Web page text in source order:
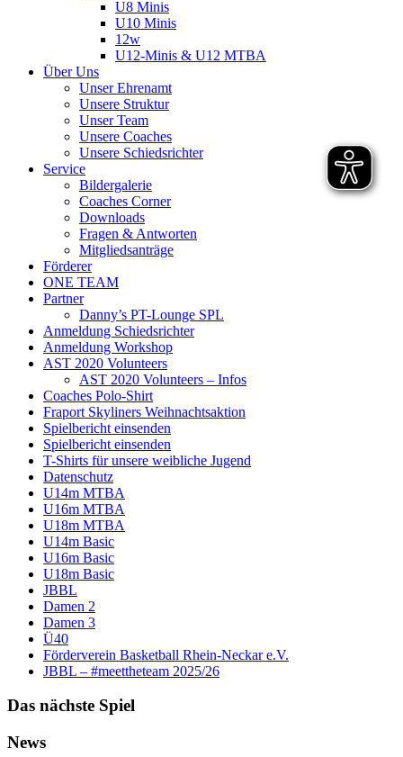
U8 Minis
U10 Minis
12w
U12-Minis & U12 MTBA
Über Uns
Unser Ehrenamt
Unsere Struktur
Unser Team
Unsere Coaches
Unsere Schiedsrichter
Service
Bildergalerie
Coaches Corner
Downloads
Fragen & Antworten
Mitgliedsanträge
Förderer
ONE TEAM
Partner
Danny’s PT-Lounge SPL
Anmeldung Schiedsrichter
Anmeldung Workshop
AST 2020 Volunteers
AST 2020 Volunteers – Infos
Coaches Polo-Shirt
Fraport Skyliners Weihnachtsaktion
Spielbericht einsenden
Spielbericht einsenden
T-Shirts für unsere weibliche Jugend
Datenschutz
U14m MTBA
U16m MTBA
U18m MTBA
U14m Basic
U16m Basic
U18m Basic
JBBL
Damen 2
Damen 3
Ü40
Förderverein Basketball Rhein-Neckar e.V.
JBBL – #meettheteam 2025/26
Das nächste Spiel
News